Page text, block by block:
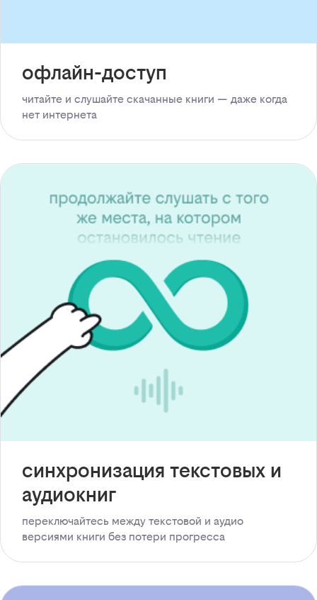
офлайн-доступ
читайте и слушайте скачанные книги — даже когда
нет интернета
синхронизация текстовых и
аудиокниг
переключайтесь между текстовой и аудио
версиями книги без потери прогресса